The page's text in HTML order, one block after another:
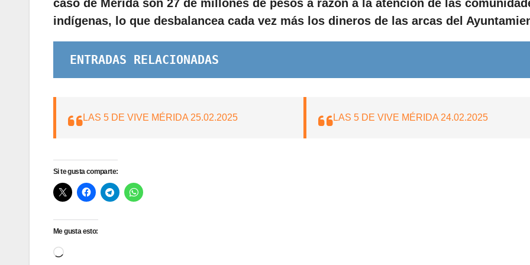
caso de Mérida son 27 de millones de pesos a razón a la atención de las
indígenas, lo que desbalancea cada vez más los dineros de las arcas del
ENTRADAS RELACIONADAS
LAS 5 DE VIVE MÉRIDA 25.02.2025 LAS 5 DE VIVE MÉRIDA 24.02.2025
Si te gusta comparte:
Me gusta esto:
Cargando...